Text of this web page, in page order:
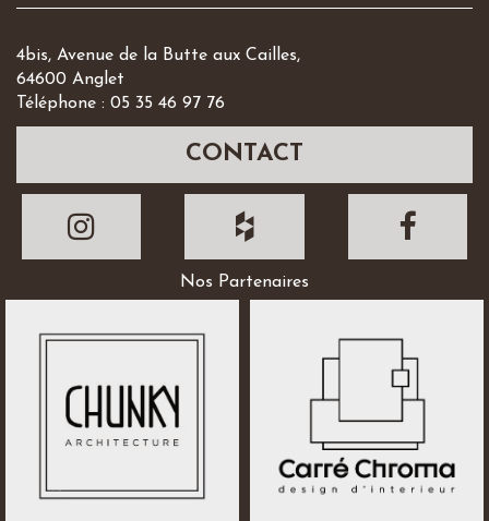
4bis, Avenue de la Butte aux Cailles,
64600 Anglet
Téléphone : 05 35 46 97 76
CONTACT
Nos Partenaires